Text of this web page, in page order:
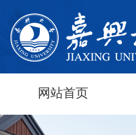
网站首页